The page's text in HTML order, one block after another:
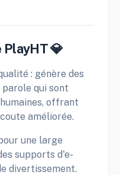
PlayHT 💎
: génère des
qui sont
offrant
améliorée.
une large
supports d'e-
divertissement.